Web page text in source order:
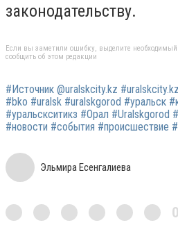
законодательству.
Если вы заметили ошибку, выделите
сообщить об этом редакции
#Источник @uralskcity.kz
#bko #uralsk #uralskgorod #уральск
#уральскситикз #Орал #Uralskgorod
#новости #события #происшествие
Эльмира Есенгалиева